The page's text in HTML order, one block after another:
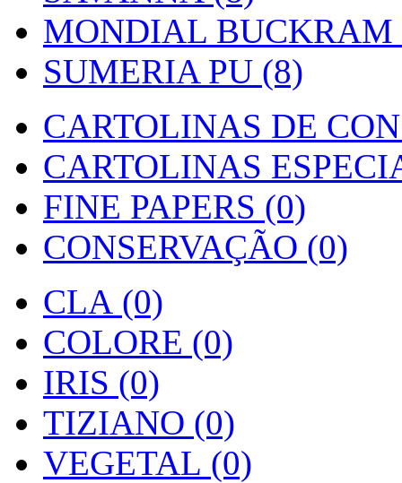
MONDIAL BUCKRAM
SUMERIA PU (8)
CARTOLINAS DE
CARTOLINAS
FINE PAPERS (0)
CONSERVAÇÃO (0)
CLA (0)
COLORE (0)
IRIS (0)
TIZIANO (0)
VEGETAL (0)